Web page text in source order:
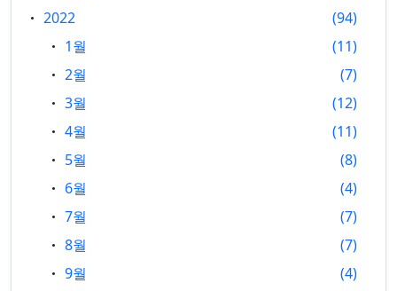
2022
94
1월
11
2월
7
3월
12
4월
11
5월
8
6월
4
7월
7
8월
7
9월
4